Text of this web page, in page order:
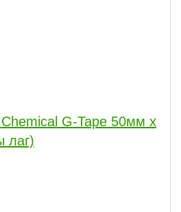
G-Tape 50мм x
лаг)